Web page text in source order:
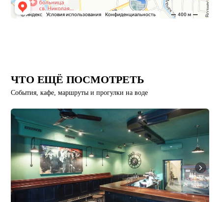
ЧТО ЕЩЁ ПОСМОТРЕТЬ
События, кафе, маршруты и прогулки на воде